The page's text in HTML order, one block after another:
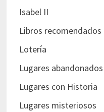
Isabel II
Libros recomendados
Lotería
Lugares abandonados
Lugares con Historia
Lugares misteriosos